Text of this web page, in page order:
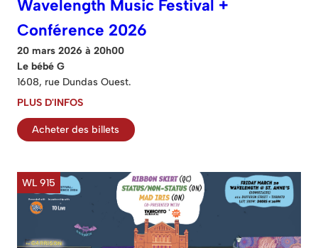
Wavelength Music Festival +
Conférence 2026
20 mars 2026 à 20h00
Le bébé G
1608, rue Dundas Ouest.
PLUS D'INFOS
Acheter des billets
WL 915